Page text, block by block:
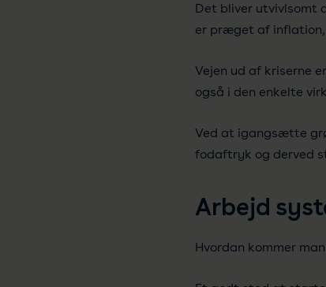
Det bliver utvivlsomt
er præget af inflation,
Vejen ud af kriserne
også i den enkelte
Ved at igangsætte
fodaftryk og derved
Arbejd
Hvordan kommer